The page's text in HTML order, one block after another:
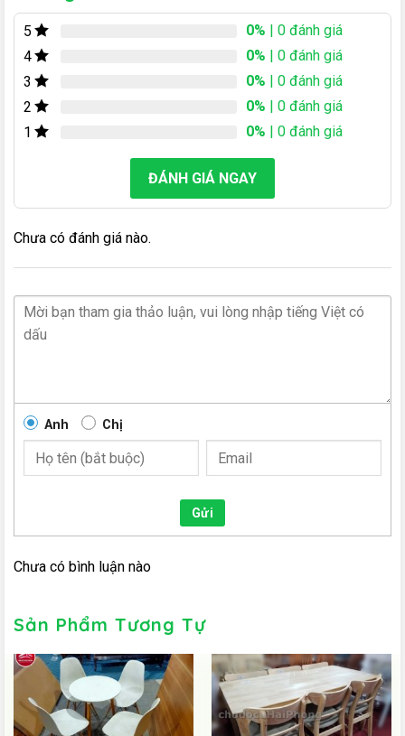
5 0% | 0 đánh giá
4
0% | 0 đánh giá
3
0% | 0 đánh giá
2
0% | 0 đánh giá
1
0% | 0 đánh giá
ĐÁNH GIÁ NGAY
Chưa có đánh giá nào.
Anh Chị
Gửi
Chưa có bình luận nào
Sản Phẩm Tương Tự